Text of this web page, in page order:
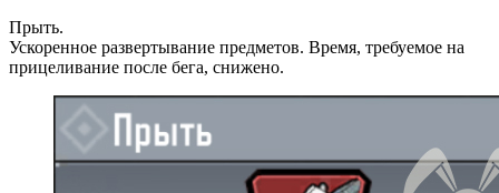
Прыть.
Ускоренное развертывание предметов. Время, требуемое на
прицеливание после бега, снижено.